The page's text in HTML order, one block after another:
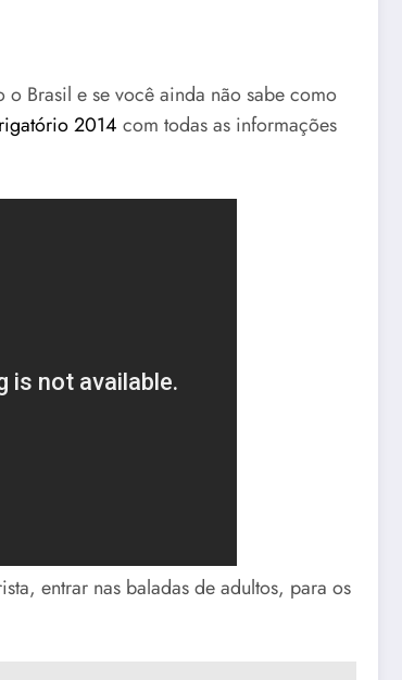
Brasil e se você ainda não sabe como
2014 com todas as informações
entrar nas baladas de adultos, para os